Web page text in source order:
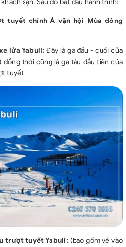
sạn. Sau đó bắt đầu hành trình:
tuyết chính Á vận hội Mùa đông
lửa Yabuli: Đây là ga đầu - cuối của
đồng thời cũng là ga tàu đầu tiên của
tuyết.
trượt tuyết Yabuli: (bao gồm vé vào